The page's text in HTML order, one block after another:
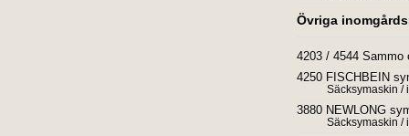
Övriga
4203 / 4544 Sammo
4250 FISCHBEIN
Säcksymaskin /
3880 NEWLONG
Säcksymaskin /